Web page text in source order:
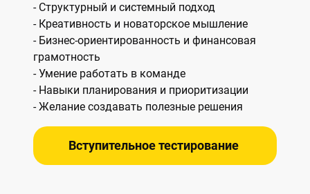
- Структурный и системный подход
- Креативность и новаторское мышление
- Бизнес-ориентированность и финансовая
грамотность
- Умение работать в команде
- Навыки планирования и приоритизации
- Желание создавать полезные решения
Вступительное тестирование